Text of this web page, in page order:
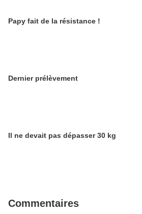
Papy fait de la résistance !
Dernier prélèvement
Il ne devait pas dépasser 30 kg
Commentaires